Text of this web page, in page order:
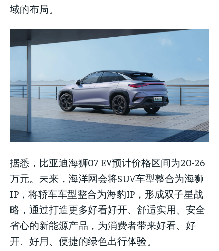
域的布局。
据悉，比亚迪海狮07 EV预计价格区间为20-26
万元。未来，海洋网会将SUV车型整合为海狮
IP，将轿车车型整合为海豹IP，形成双子星战
略，通过打造更多好看好开、舒适实用、安全
省心的新能源产品，为消费者带来好看、好
开、好用、便捷的绿色出行体验。